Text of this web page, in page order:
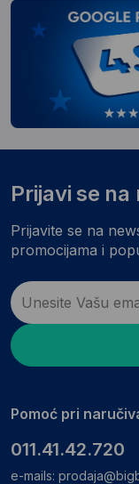
Prijavi se
Prijavite se na
promocijama i
Pomoć pri
011.41.42.720
e-mails: